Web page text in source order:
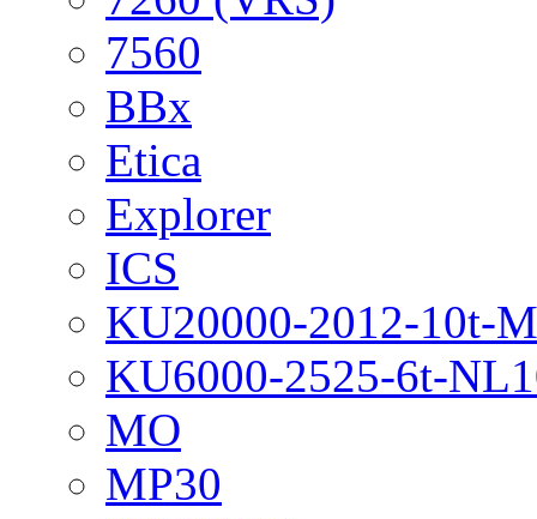
7560
BBx
Etica
Explorer
ICS
KU20000-2012-10t-
KU6000-2525-6t-
MO
MP30